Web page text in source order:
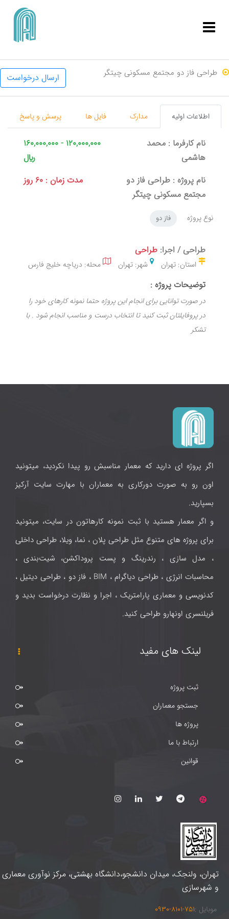
طراحی فاز دو مجتمع مسکونی چیتگر ارسال درخواست
اطلاعات اولیه مدارک فایل ها پرسش و پاسخ
نام کارفرما : محمد
هاشمی
120,000,000 - 160,000,000
ريال
نام پروژه : طراحی فاز دو
مجتمع مسکونی چیتگر
مدت زمان : 60 روز
نوع پروژه فاز دو
طراحی / اجرا: طراحی
استان: تهران شهر: تهران محله: دریاچه خلیج فارس
توضیحات پروژه :
در صورت توانایی برای انجام این پروژه حتما نمونه کارهای خود را
در پروفایلتان ثبت کنید تا انتخاب درست و مناسب انجام شود . با
تشکر
اگر پروژه ای دارید که معمار مناسبش رو پیدا نکردید، میتونید
اون رو به صورت دورکاری به معماران با مهارت سایت آرکیز
بسپارید.
و اگر معمار هستید با ثبت نمونه کارهاتون در سایت، میتونید
برای پروژه های متنوع مثل طراحی پلان ، نما، ویلا، طراحی داخلی
، مدل سازی ، رندرینگ و پست پروداکشن، شیت‌بندی ،
محاسبات انرژی ، طراحی دیاگرام ، BIM ، فاز دو ، طراحی دیتیل ،
کدنویسی و معماری پارامتریک ، اجرا و نظارت درخواست بدید و
فریلنسری اونهارو طراحی کنید.
لینک های مفید
ثبت پروژه
جستجو معماران
پروژه ها
ارتباط با ما
قوانین
تهران، ولنجک، میدان دانشجو،دانشگاه بهشتی، مرکز نوآوری معماری
و شهرسازی
موبایل :0930-8101-751